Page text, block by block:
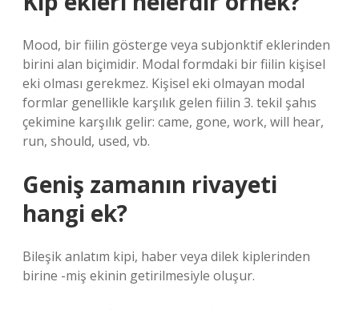
Mood, bir fiilin gösterge veya subjonktif eklerinden
birini alan biçimidir. Modal formdaki bir fiilin kişisel
eki olması gerekmez. Kişisel eki olmayan modal
formlar genellikle karşılık gelen fiilin 3. tekil şahıs
çekimine karşılık gelir: came, gone, work, will hear,
run, should, used, vb.
Geniş zamanın rivayeti
hangi ek?
Bileşik anlatım kipi, haber veya dilek kiplerinden
birine -miş ekinin getirilmesiyle oluşur.